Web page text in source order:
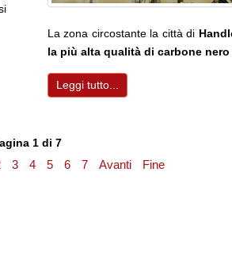
La zona circostante la città di
la più alta qualità di carbone
Leggi tutto...
1 di 7
3 4 5 6 7 Avanti Fine